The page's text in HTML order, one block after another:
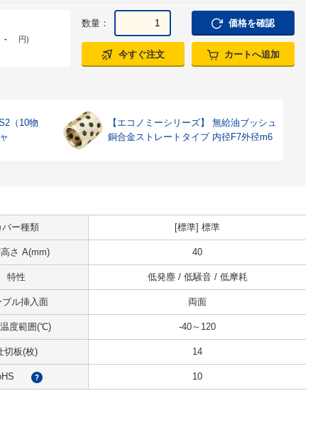
- 円)
数量： 価格を確認
今すぐ注文 カートへ追加
（10物
【エコノミーシリーズ】 無給油ブッシュ
銅合金ストレートタイプ 内径F7外径m6
バー種類 [標準] 標準
さ A(mm) 40
特性 低発塵 / 低騒音 / 低摩耗
ブル挿入面 両面
度範囲(℃) -40～120
切板(枚) 14
? 10